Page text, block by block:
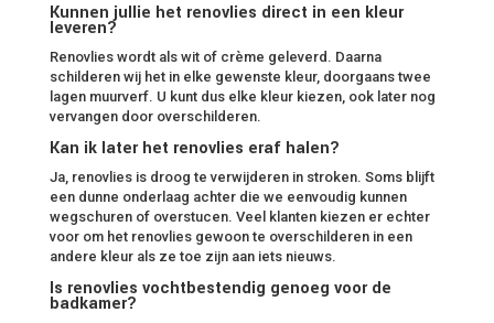
Kunnen jullie het renovlies direct in een kleur
leveren?
Renovlies wordt als wit of crème geleverd. Daarna
schilderen wij het in elke gewenste kleur, doorgaans twee
lagen muurverf. U kunt dus elke kleur kiezen, ook later nog
vervangen door overschilderen.
Kan ik later het renovlies eraf halen?
Ja, renovlies is droog te verwijderen in stroken. Soms blijft
een dunne onderlaag achter die we eenvoudig kunnen
wegschuren of overstucen. Veel klanten kiezen er echter
voor om het renovlies gewoon te overschilderen in een
andere kleur als ze toe zijn aan iets nieuws.
Is renovlies vochtbestendig genoeg voor de
badkamer?